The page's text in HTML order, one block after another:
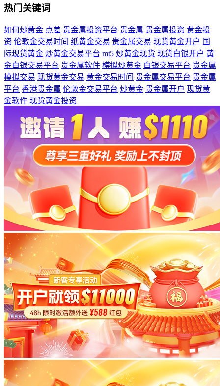
热门关键词
如何炒黄金 点差 贵金属投资平台 贵金属 贵金属投资 黄金投
资 伦敦金交易时间 纸黄金交易 贵金属交易 现货黄金开户 国
际现货黄金 炒黄金交易平台 mt5 炒黄金现货 现货白银开户 黄
金白银交易平台 贵金属软件 模拟炒黄金 白银交易平台 贵金属
模拟交易 现货黄金交易 黄金交易时间 贵金属交易平台 贵金属
平台 香港贵金属 伦敦金交易平台 炒黄金 贵金属开户 现货黄
金软件 现货黄金投资